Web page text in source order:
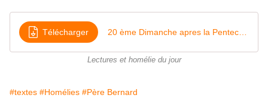
Télécharger
Lectures et homélie du jour
#textes #Homélies #Père Bernard